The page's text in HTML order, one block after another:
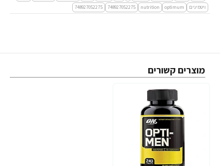
ויטמינים
optimum
nutrition
748927052275
748927052275
מוצרים קשורים